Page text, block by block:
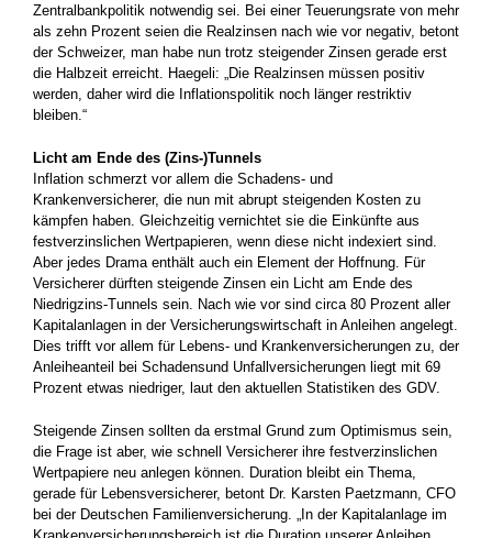
Zentralbankpolitik notwendig sei. Bei einer Teuerungsrate von mehr
als zehn Prozent seien die Realzinsen nach wie vor negativ, betont
der Schweizer, man habe nun trotz steigender Zinsen gerade erst
die Halbzeit erreicht. Haegeli: „Die Realzinsen müssen positiv
werden, daher wird die Inflationspolitik noch länger restriktiv
bleiben.“
Licht am Ende des (Zins-)Tunnels
Inflation schmerzt vor allem die Schadens- und
Krankenversicherer, die nun mit abrupt steigenden Kosten zu
kämpfen haben. Gleichzeitig vernichtet sie die Einkünfte aus
festverzinslichen Wertpapieren, wenn diese nicht indexiert sind.
Aber jedes Drama enthält auch ein Element der Hoffnung. Für
Versicherer dürften steigende Zinsen ein Licht am Ende des
Niedrigzins-Tunnels sein. Nach wie vor sind circa 80 Prozent aller
Kapitalanlagen in der Versicherungswirtschaft in Anleihen angelegt.
Dies trifft vor allem für Lebens- und Krankenversicherungen zu, der
Anleiheanteil bei Schadensund Unfallversicherungen liegt mit 69
Prozent etwas niedriger, laut den aktuellen Statistiken des GDV.
Steigende Zinsen sollten da erstmal Grund zum Optimismus sein,
die Frage ist aber, wie schnell Versicherer ihre festverzinslichen
Wertpapiere neu anlegen können. Duration bleibt ein Thema,
gerade für Lebensversicherer, betont Dr. Karsten Paetzmann, CFO
bei der Deutschen Familienversicherung. „In der Kapitalanlage im